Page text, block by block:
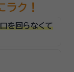
ラク！
を回らなくて